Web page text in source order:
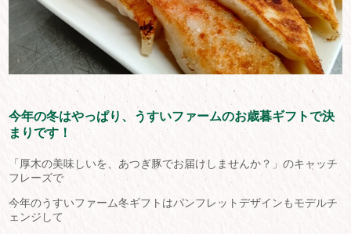
今年の冬はやっぱり、うすいファームのお歳暮ギフトで決
まりです！
「厚木の美味しいを、あつぎ豚でお届けしませんか？」のキャッチ
フレーズで
今年のうすいファーム冬ギフトはパンフレットデザインもモデルチ
ェンジして